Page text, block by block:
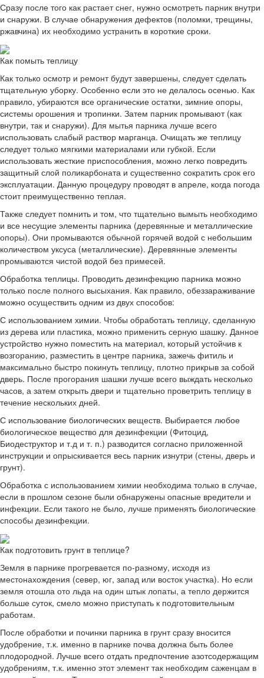
Сразу после того как растает снег, нужно осмотреть парник внутри
и снаружи. В случае обнаружения дефектов (поломки, трещины,
ржавчина) их необходимо устранить в короткие сроки.
Как помыть теплицу
Как только осмотр и ремонт будут завершены, следует сделать
тщательную уборку. Особенно если это не делалось осенью. Как
правило, убираются все органические остатки, зимние опоры,
системы орошения и тропинки. Затем парник промывают (как
внутри, так и снаружи). Для мытья парника лучше всего
использовать слабый раствор марганца. Очищать же теплицу
следует только мягкими материалами или губкой. Если
использовать жесткие приспособления, можно легко повредить
защитный слой поликарбоната и существенно сократить срок его
эксплуатации. Данную процедуру проводят в апреле, когда погода
стоит преимущественно теплая.
Также следует помнить и том, что тщательно вымыть необходимо
и все несущие элементы парника (деревянные и металлические
опоры). Они промываются обычной горячей водой с небольшим
количеством уксуса (металлические). Деревянные элементы
промываются чистой водой без примесей.
Обработка теплицы. Проводить дезинфекцию парника можно
только после полного высыхания. Как правило, обеззараживание
можно осуществить одним из двух способов:
С использованием химии. Чтобы обработать теплицу, сделанную
из дерева или пластика, можно применить серную шашку. Данное
устройство нужно поместить на материал, который устойчив к
возгоранию, разместить в центре парника, зажечь фитиль и
максимально быстро покинуть теплицу, плотно прикрыв за собой
дверь. После прогорания шашки лучше всего выждать несколько
часов, а затем открыть двери и тщательно проветрить теплицу в
течение нескольких дней.
С использование биологических веществ. Выбирается любое
биологическое вещество для дезинфекции (Фитоцид,
Биодеструктор и т.д и т. п.) разводится согласно приложенной
инструкции и опрыскивается весь парник изнутри (стены, дверь и
грунт).
Обработка с использованием химии необходима только в случае,
если в прошлом сезоне были обнаружены опасные вредители и
инфекции. Если такого не было, лучше применять биологические
способы дезинфекции.
Как подготовить грунт в теплице?
Земля в парнике прогревается по-разному, исходя из
местонахождения (север, юг, запад или восток участка). Но если
земля отошла ото льда на один штык лопаты, а тепло держится
больше суток, смело можно приступать к подготовительным
работам.
После обработки и починки парника в грунт сразу вносится
удобрение, т.к. именно в парнике почва должна быть более
плодородной. Лучше всего отдать предпочтение азотсодержащим
удобрениям, т.к. именно этот элемент так необходим саженцам в